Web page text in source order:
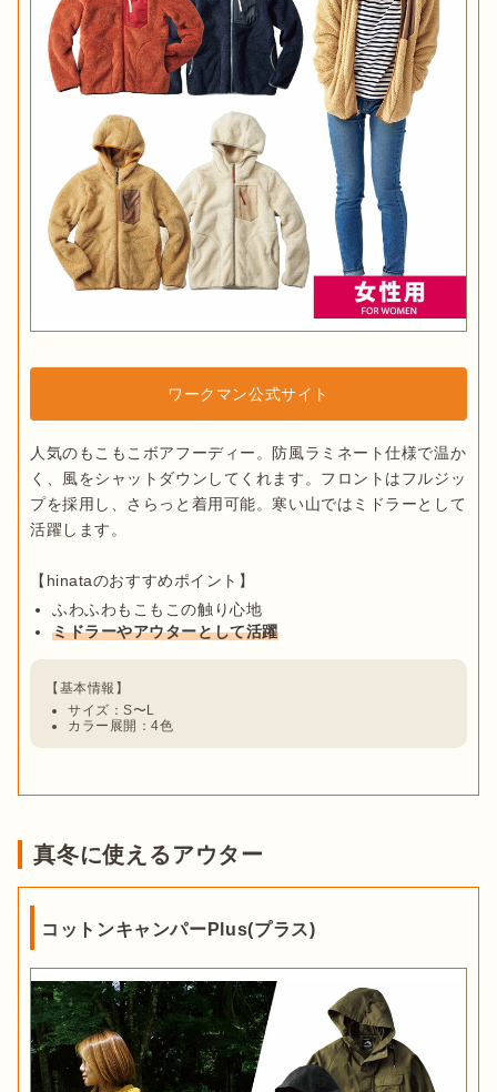
ワークマン公式サイト
人気のもこもこボアフーディー。防風ラミネート仕様で温か
く、風をシャットダウンしてくれます。フロントはフルジッ
プを採用し、さらっと着用可能。寒い山ではミドラーとして
活躍します。
ふわふわもこもこの触り心地
ミドラーやアウターとして活躍
サイズ：S〜L
カラー展開：4色
真冬に使えるアウター
コットンキャンパーPlus(プラス)